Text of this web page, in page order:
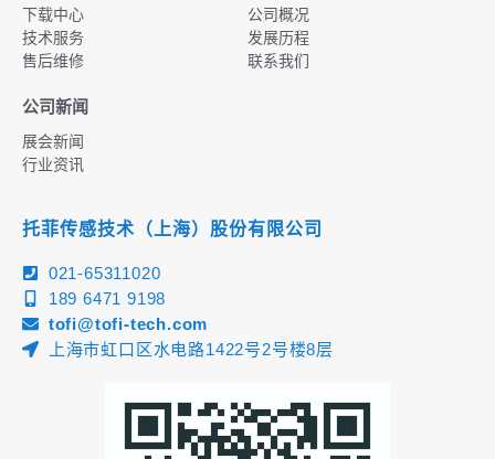
下载中心
技术服务
售后维修
公司概况
发展历程
联系我们
公司新闻
展会新闻
行业资讯
托菲传感技术（上海）股份有限公司
021-65311020
189 6471 9198
tofi@tofi-tech.com
上海市虹口区水电路1422号2号楼8层